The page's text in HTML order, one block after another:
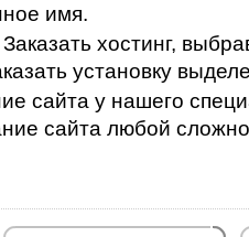
имя.
Заказать хостинг,
установку
сайта у нашего
сайта любой